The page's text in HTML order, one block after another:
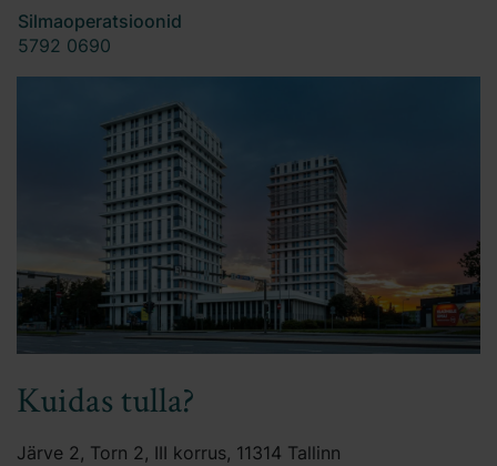
Silmaoperatsioonid
5792 0690
Kuidas tulla?
Järve 2, Torn 2, III korrus, 11314 Tallinn